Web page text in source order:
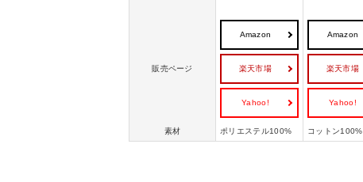
販売ページ
Amazon
楽天市場
Yahoo!
Amazon
楽天市場
Yahoo!
素材 ポリエステル100% コットン100%